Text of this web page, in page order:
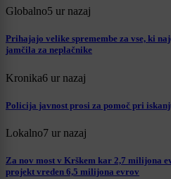
Globalno5 ur nazaj
Prihajajo velike spremembe za vse, ki
jamčila za neplačnike
Kronika6 ur nazaj
Policija javnost prosi za pomoč pri
Lokalno7 ur nazaj
Za nov most v Krškem kar 2,7 milijona
projekt vreden 6,5 milijona evrov